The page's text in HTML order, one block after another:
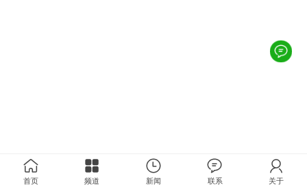
首页 频道 新闻 联系 关于